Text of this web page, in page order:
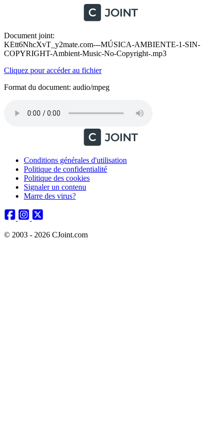
Document joint:
KEtt6NhcXvT_y2mate.com---MÚSICA-AMBIENTE-1-SIN-
COPYRIGHT-Ambient-Music-No-Copyright-.mp3
Cliquez pour accéder au fichier
Format du document: audio/mpeg
Conditions générales d'utilisation
Politique de confidentialité
Politique des cookies
Signaler un contenu
Marre des virus?
© 2003 - 2026 CJoint.com